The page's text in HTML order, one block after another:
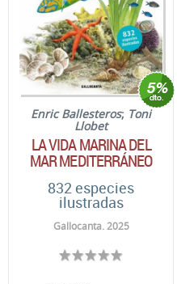
Enric Ballesteros; Toni
Llobet
LA VIDA MARINA DEL
MAR MEDITERRÁNEO
832 especies
ilustradas
Gallocanta. 2025